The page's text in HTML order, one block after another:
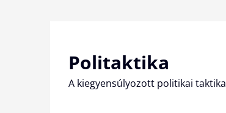
Politaktika
A kiegyensúlyozott politikai taktika